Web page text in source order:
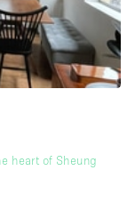
heart of Sheung